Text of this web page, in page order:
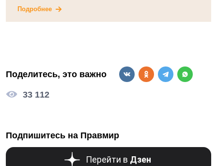
Подробнее
Поделитесь, это важно
33 112
Подпишитесь на Правмир
Перейти в Дзен